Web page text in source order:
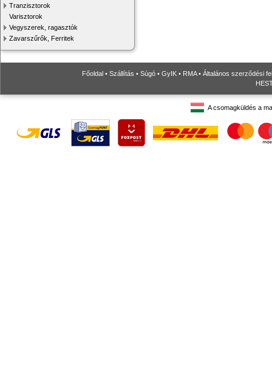
Tranzisztorok
Varisztorok
Vegyszerek, ragasztók
Zavarszűrők, Ferritek
Főoldal • Szállítás • Súgó • GyIK • RMA• Általános szerződési
A csomagküldés a